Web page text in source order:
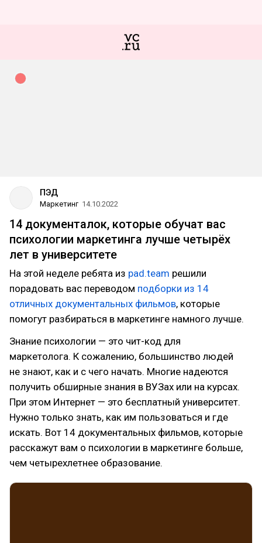
ПЭД
Маркетинг 14.10.2022
14 документалок, которые обучат вас
психологии маркетинга лучше четырёх
лет в университете
На этой неделе ребята из pad.team решили
порадовать вас переводом подборки из 14
отличных документальных фильмов, которые
помогут разбираться в маркетинге намного лучше.
Знание психологии — это чит-код для
маркетолога. К сожалению, большинство людей
не знают, как и с чего начать. Многие надеются
получить обширные знания в ВУЗах или на курсах.
При этом Интернет — это бесплатный университет.
Нужно только знать, как им пользоваться и где
искать. Вот 14 документальных фильмов, которые
расскажут вам о психологии в маркетинге больше,
чем четырехлетнее образование.